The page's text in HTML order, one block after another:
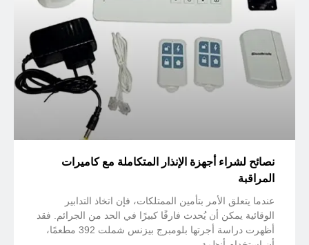
نصائح لشراء أجهزة الإنذار المتكاملة مع كاميرات
المراقبة
عندما يتعلق الأمر بتأمين الممتلكات، فإن اتخاذ التدابير
الوقائية يمكن أن يُحدث فارقًا كبيرًا في الحد من الجرائم. فقد
أظهرت دراسة أجرتها بلومبرج بيزنس شملت 392 مطعمًا،